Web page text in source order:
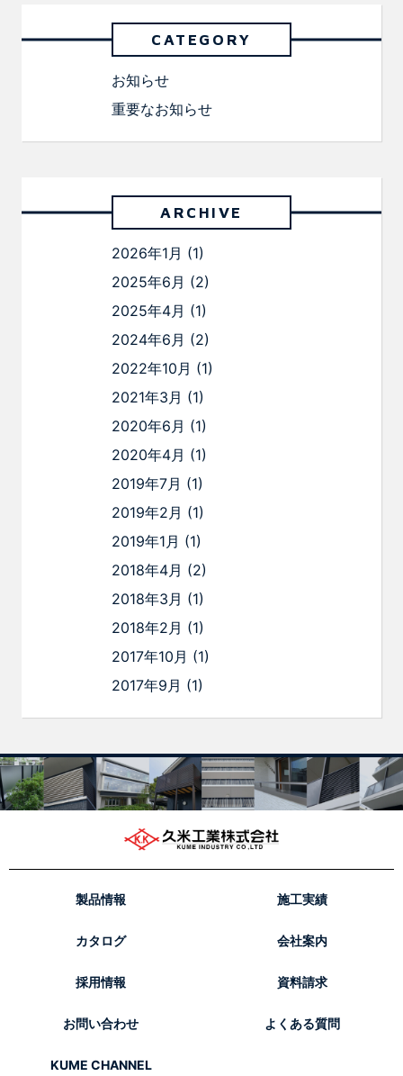
CATEGORY
お知らせ
重要なお知らせ
ARCHIVE
2026年1月 (1)
2025年6月 (2)
2025年4月 (1)
2024年6月 (2)
2022年10月 (1)
2021年3月 (1)
2020年6月 (1)
2020年4月 (1)
2019年7月 (1)
2019年2月 (1)
2019年1月 (1)
2018年4月 (2)
2018年3月 (1)
2018年2月 (1)
2017年10月 (1)
2017年9月 (1)
製品情報 施工実績
カタログ 会社案内
採用情報 資料請求
お問い合わせ よくある質問
KUME CHANNEL